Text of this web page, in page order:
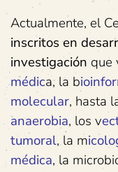
Actualmente, el
inscritos en
investigación que
médica, la b
molecular, hasta
anaerobia, los v
tumoral, la m
médica, la